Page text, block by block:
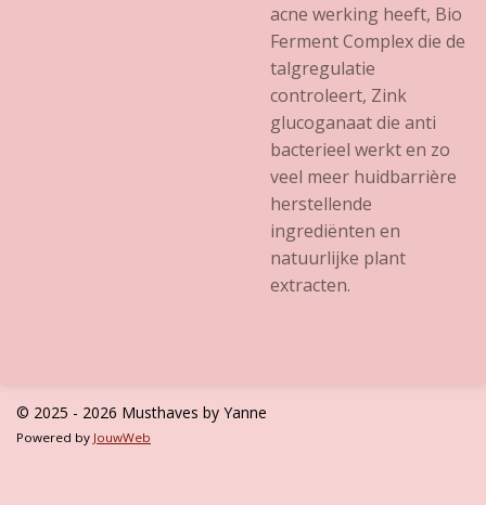
acne werking heeft, Bio
Ferment Complex die de
talgregulatie
controleert, Zink
glucoganaat die anti
bacterieel werkt en zo
veel meer huidbarrière
herstellende
ingrediënten en
natuurlijke plant
extracten.
© 2025 - 2026 Musthaves by Yanne
Powered by JouwWeb